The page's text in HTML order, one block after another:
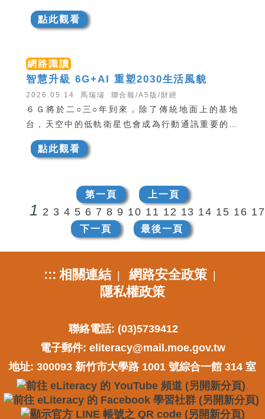
Attention」Intelligence，我叫它「專注智
慧」。我們的專注力經過幾波科技浪潮的刷洗，如
點此觀看
網路識讀
智慧升級 6G+AI 重塑2030生活風貌
2026.05.14 馬瑞璿 聯合報/A5版/財經
６Ｇ將於二○三○年到來，除了傳統地面上的基地
台，天空中的低軌衛星也會成為行動通訊重要的一
環，屆時，通訊將再無死角，民眾隨時隨地都可連
上網路；此外，人工智慧（ＡＩ）與６Ｇ的結合，
點此觀看
第一頁 上一頁
1 2 3 4 5 6 7 8 9 10 11 12 13 14 15 16
下一頁 最後一頁
::: 相關連結| 網路安全政策|
隱私權政策
聯絡電話: (03)5739412
電子郵件: eliteracy@mail.moe.gov.tw
地址: 300093 新竹市大學路 1001 號綜合一館 314 室